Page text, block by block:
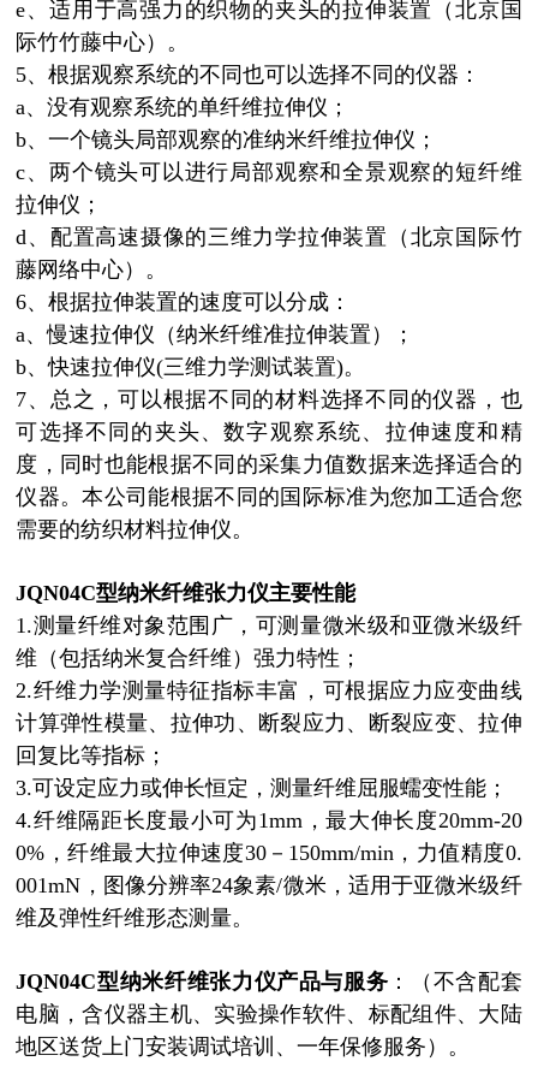
e、适用于高强力的织物的夹头的拉伸装置（北京国
际竹竹藤中心）。
5、根据观察系统的不同也可以选择不同的仪器：
a、没有观察系统的单纤维拉伸仪；
b、一个镜头局部观察的准纳米纤维拉伸仪；
c、两个镜头可以进行局部观察和全景观察的短纤维
拉伸仪；
d、配置高速摄像的三维力学拉伸装置（北京国际竹
藤网络中心）。
6、根据拉伸装置的速度可以分成：
a、慢速拉伸仪（纳米纤维准拉伸装置）；
b、快速拉伸仪(三维力学测试装置)。
7、总之，可以根据不同的材料选择不同的仪器，也
可选择不同的夹头、数字观察系统、拉伸速度和精
度，同时也能根据不同的采集力值数据来选择适合的
仪器。本公司能根据不同的国际标准为您加工适合您
需要的纺织材料拉伸仪。
JQN04C型纳米纤维张力仪主要性能
1.测量纤维对象范围广，可测量微米级和亚微米级纤
维（包括纳米复合纤维）强力特性；
2.纤维力学测量特征指标丰富，可根据应力应变曲线
计算弹性模量、拉伸功、断裂应力、断裂应变、拉伸
回复比等指标；
3.可设定应力或伸长恒定，测量纤维屈服蠕变性能；
4.纤维隔距长度最小可为1mm，最大伸长度20mm-20
0%，纤维最大拉伸速度30－150mm/min，力值精度0.
001mN，图像分辨率24象素/微米，适用于亚微米级纤
维及弹性纤维形态测量。
JQN04C型纳米纤维张力仪产品与服务 ：
（不含配套
电脑，含仪器主机、实验操作软件、标配组件、大陆
地区送货上门安装调试培训、一年保修服务）。